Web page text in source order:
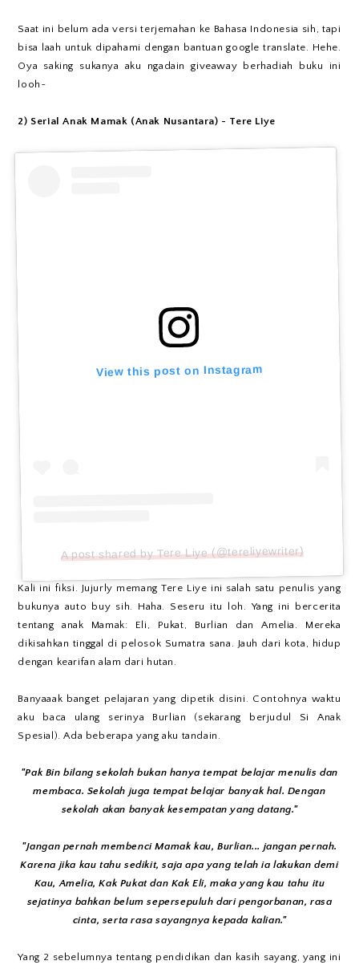
Saat ini belum ada versi terjemahan ke Bahasa Indonesia sih, tapi
bisa laah untuk dipahami dengan bantuan google translate. Hehe.
Oya saking sukanya aku ngadain giveaway berhadiah buku ini
looh~
2) Serial Anak Mamak (Anak Nusantara) - Tere Liye
View this post on Instagram
A post shared by Tere Liye (@tereliyewriter)
Kali ini fiksi. Jujurly memang Tere Liye ini salah satu penulis yang
bukunya auto buy sih. Haha. Seseru itu loh. Yang ini bercerita
tentang anak Mamak: Eli, Pukat, Burlian dan Amelia. Mereka
dikisahkan tinggal di pelosok Sumatra sana. Jauh dari kota, hidup
dengan kearifan alam dari hutan.
Banyaaak banget pelajaran yang dipetik disini. Contohnya waktu
aku baca ulang serinya Burlian (sekarang berjudul Si Anak
Spesial). Ada beberapa yang aku tandain.
"Pak Bin bilang sekolah bukan hanya tempat belajar menulis dan
membaca. Sekolah juga tempat belajar banyak hal. Dengan
sekolah akan banyak kesempatan yang datang."
"Jangan pernah membenci Mamak kau, Burlian... jangan pernah.
Karena jika kau tahu sedikit, saja apa yang telah ia lakukan demi
Kau, Amelia, Kak Pukat dan Kak Eli, maka yang kau tahu itu
sejatinya bahkan belum sepersepuluh dari pengorbanan, rasa
cinta, serta rasa sayangnya kepada kalian."
Yang 2 sebelumnya tentang pendidikan dan kasih sayang, yang ini